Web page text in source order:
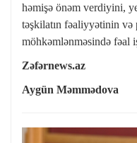
həmişə önəm verdiyini,
təşkilatın fəaliyyətinin və
möhkəmlənməsində fəal
Zəfərnews.az
Aygün Məmmədova